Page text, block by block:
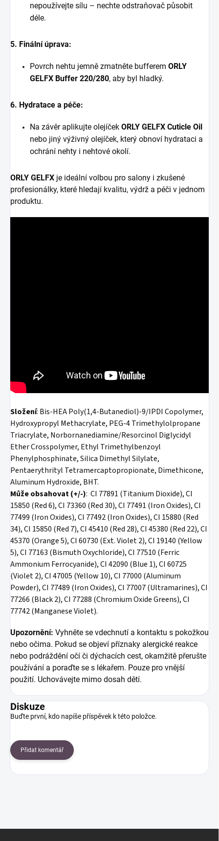
nepoužívejte sílu – nechte odstraňovač působit
déle.
5. Finální úprava:
Povrch nehtu jemně zmatněte bufferem ORLY
GELFX Buffer 220/280, aby byl hladký.
6. Hydratace a péče:
Na závěr aplikujte olejíček ORLY GELFX Cuticle Oil
nebo jiný výživný olejíček, který obnoví hydrataci a
ochrání nehty i nehtové okolí.
ORLY GELFX je ideální volbou pro salony i zkušené
profesionálky, které hledají kvalitu, výdrž a péči v jednom
produktu.
Složení: Bis-HEA Poly(1,4-Butanediol)-9/IPDI Copolymer,
Hydroxypropyl Methacrylate, PEG-4 Trimethylolpropane
Triacrylate, Norbornanediamine/Resorcinol Diglycidyl
Ether Crosspolymer, Ethyl Trimethylbenzoyl
Phenylphosphinate, Silica Dimethyl Silylate,
Pentaerythrityl Tetramercaptopropionate, Dimethicone,
Aluminum Hydroxide, BHT.
Může obsahovat (+/-): CI 77891 (Titanium Dioxide), CI
15850 (Red 6), CI 73360 (Red 30), CI 77491 (Iron Oxides), CI
77499 (Iron Oxides), CI 77492 (Iron Oxides), CI 15880 (Red
34), CI 15850 (Red 7), CI 45410 (Red 28), CI 45380 (Red 22), CI
45370 (Orange 5), CI 60730 (Ext. Violet 2), CI 19140 (Yellow
5), CI 77163 (Bismuth Oxychloride), CI 77510 (Ferric
Ammonium Ferrocyanide), CI 42090 (Blue 1), CI 60725
(Violet 2), CI 47005 (Yellow 10), CI 77000 (Aluminum
Powder), CI 77489 (Iron Oxides), CI 77007 (Ultramarines), CI
77266 (Black 2), CI 77288 (Chromium Oxide Greens), CI
77742 (Manganese Violet).
Upozornění: Vyhněte se vdechnutí a kontaktu s pokožkou
nebo očima. Pokud se objeví příznaky alergické reakce
nebo podráždění očí či dýchacích cest, okamžitě přerušte
používání a poraďte se s lékařem. Pouze pro vnější
použití. Uchovávejte mimo dosah dětí.
Diskuze
Buďte první, kdo napíše příspěvek k této položce.
Přidat komentář